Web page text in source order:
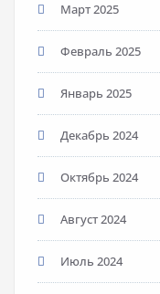
Март 2025
Февраль 2025
Январь 2025
Декабрь 2024
Октябрь 2024
Август 2024
Июль 2024